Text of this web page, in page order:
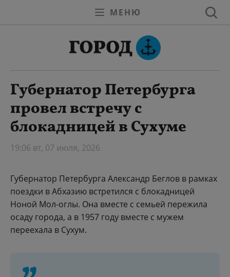
МЕНЮ
Губернатор Петербурга
провел встречу с
блокадницей в Сухуме
19:06 вт, 07 июля, 2026
Губернатор Петербурга Александр Беглов в рамках
поездки в Абхазию встретился с блокадницей
Ноной Мол-оглы. Она вместе с семьей пережила
осаду города, а в 1957 году вместе с мужем
переехала в Сухум.